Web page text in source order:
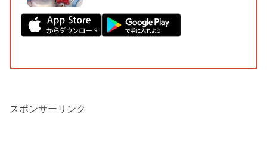
スポンサーリンク